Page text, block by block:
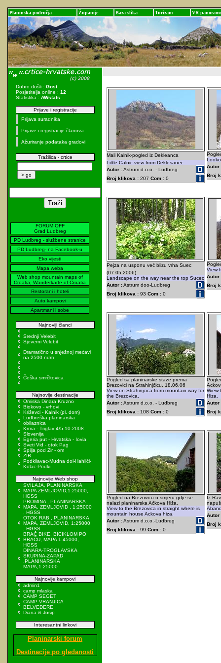
Planinska područja Županije Baza slika Turizam VR panorame
Dobro došli : Gost
Posjetitelja online : 12
Statistika : AWstats
Prijave i registracije
Prijava suradnika
Prijave i registracije članova
Ažuriranje podataka gradovi
Tražilica - crtice
FORUM OFF
Grad Ludbreg
PD Ludbreg - službene stranice
PD Ludbreg- na Facebook-u
Eko vijesti
Mapa weba
Web shop mountain maps of
Croatia, Wanderkarte of Croatia
Restorani i hoteli
Auto kampovi
Apartmani i sobe
Najnoviji članci
Srednji Velebit
Sjeverni Velebit
Dramatično u snježnoj mećavi
na 2500 ndm
Češka smrčkovica
Najnovije destinacije
Omiska Dinara Kruzno
Biokovo - vrhovi
Križevci - Kalnik (pl. dom)
Ludbreška planinarska
obilaznica
Krma - Triglav 4/5.10.2008
Slovenija
Egeria put - Hrvatska - Iovia
Sveti Vid - otok Pag
Spilja pod Zir - om
ZIR
Podkilavac-Mudna dol-Hahlići-
Kolac-Podki
Najnovije Web shop
SVILAJA, PLANINARSKA
MAPA ZEMLJOVID,1:25000,
HGSS
PROMINA , PLANINARSKA
MAPA, ZEMLJOVID , 1:25000
, HGSS
OTOK RAB , PLANINARSKA
MAPA, ZEMLJOVID, 1:25000
, HGSS
BRAČ BIKE, BICIKLOM PO
BRAČU, MAPA 1:45000,
HGSS
DINARA-TROGLAVSKA
SKUPINA-ZAPAD
,PLANINARSKA
MAPA,1:25000
Najnovije kampovi
admin1
camp mlaska
CAMP SEGET
CAMP VRANJICA
BELVEDERE
Diana & Josip
Interesantni linkovi
Planinarski forum
Destinacije po gledanosti
Mali Kalnik-pogled iz Dekleanca
Little Calnic-view from Deklesanec
Autor :Astrum d.o.o. - Ludbreg
Broj klikova : 207 Com : 0
Autor
Broj
Pejza na usponu već blizu vrha Suec
(07.05.2006)
Landscape on the way near the top Sucec
Autor :Astrum doo-Ludbreg
Broj klikova : 93 Com : 0
View
Autor
Broj
Pogled sa planinarske staze prema
Brezovici na Strahinjčicu. 18.06.06
View on Strahinjcica from mountain way for
the Brezovica.
Autor :Astrum d.o.o. - Ludbreg
Broj klikova : 108 Com : 0
Wiew
Hiza.
Autor
Broj
Pogled na Brezovicu u smjeru gdje se
nalazi planinarska Ačkova Hiža.
View to the Brezovica in straight where is
mountain house Ackova hiza.
Autor :Astrum d.o.o.-Ludbreg
Broj klikova : 99 Com : 0
Iz
Autor
Broj